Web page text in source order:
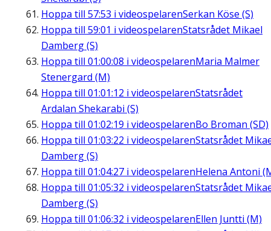
Hoppa till 57:53 i videospelarenSerkan Köse (S)
Hoppa till 59:01 i videospelarenStatsrådet Mikael
Damberg (S)
Hoppa till 01:00:08 i videospelarenMaria Malmer
Stenergard (M)
Hoppa till 01:01:12 i videospelarenStatsrådet
Ardalan Shekarabi (S)
Hoppa till 01:02:19 i videospelarenBo Broman (SD)
Hoppa till 01:03:22 i videospelarenStatsrådet
Damberg (S)
Hoppa till 01:04:27 i videospelarenHelena Antoni
Hoppa till 01:05:32 i videospelarenStatsrådet
Damberg (S)
Hoppa till 01:06:32 i videospelarenEllen Juntti (M)